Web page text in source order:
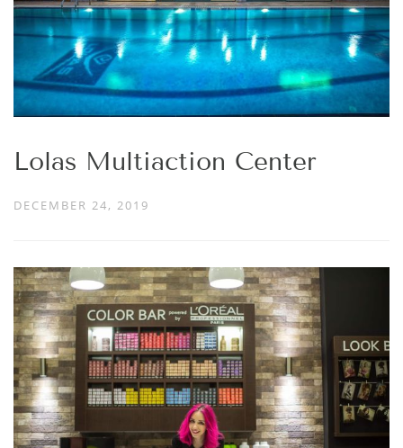
Lolas Multiaction Center
DECEMBER 24, 2019